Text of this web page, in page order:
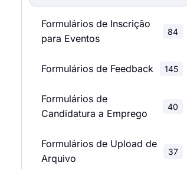
Formulários de Inscrição
para Eventos
84
Formulários de Feedback 145
Formulários de
Candidatura a Emprego
40
Formulários de Upload de
Arquivo
37